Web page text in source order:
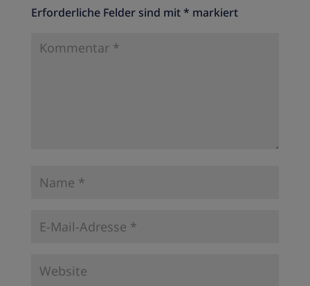
Erforderliche Felder sind mit* markiert